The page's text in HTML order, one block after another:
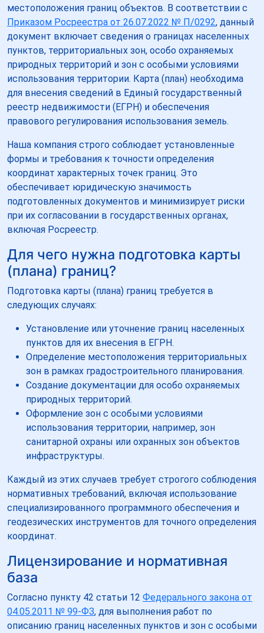
местоположения границ объектов. В соответствии с
Приказом Росреестра от 26.07.2022 № П/0292, данный
документ включает сведения о границах населенных
пунктов, территориальных зон, особо охраняемых
природных территорий и зон с особыми условиями
использования территории. Карта (план) необходима
для внесения сведений в Единый государственный
реестр недвижимости (ЕГРН) и обеспечения
правового регулирования использования земель.
Наша компания строго соблюдает установленные
формы и требования к точности определения
координат характерных точек границ. Это
обеспечивает юридическую значимость
подготовленных документов и минимизирует риски
при их согласовании в государственных органах,
включая Росреестр.
Для чего нужна подготовка карты
(плана) границ?
Подготовка карты (плана) границ требуется в
следующих случаях:
Установление или уточнение границ населенных
пунктов для их внесения в ЕГРН.
Определение местоположения территориальных
зон в рамках градостроительного планирования.
Создание документации для особо охраняемых
природных территорий.
Оформление зон с особыми условиями
использования территории, например, зон
санитарной охраны или охранных зон объектов
инфраструктуры.
Каждый из этих случаев требует строгого соблюдения
нормативных требований, включая использование
специализированного программного обеспечения и
геодезических инструментов для точного определения
координат.
Лицензирование и нормативная
база
Согласно пункту 42 статьи 12 Федерального закона от
04.05.2011 № 99-ФЗ, для выполнения работ по
описанию границ населенных пунктов и зон с особыми